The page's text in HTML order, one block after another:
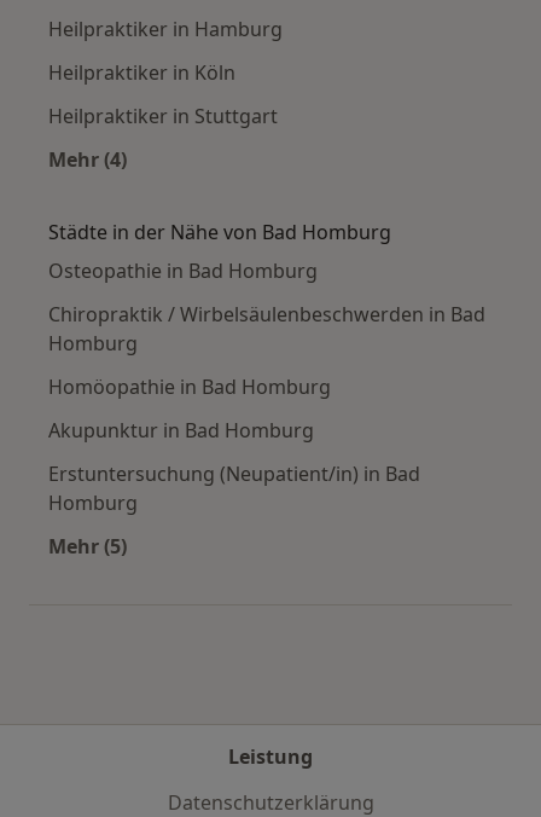
Heilpraktiker in Hamburg
Heilpraktiker in Köln
Heilpraktiker in Stuttgart
Mehr (4)
Städte in der Nähe von Bad Homburg
Osteopathie in Bad Homburg
Chiropraktik / Wirbelsäulenbeschwerden in Bad
Homburg
Homöopathie in Bad Homburg
Akupunktur in Bad Homburg
Erstuntersuchung (Neupatient/in) in Bad
Homburg
Mehr (5)
Leistung
Datenschutzerklärung